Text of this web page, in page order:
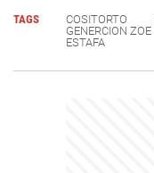
TAGS COSITORTO
GENERCION ZOE
ESTAFA